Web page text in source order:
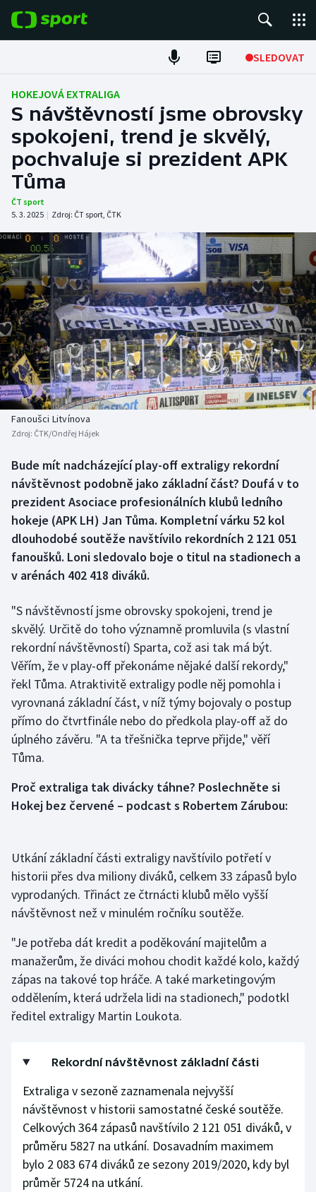
SLEDOVAT
Fotbal
Hokej
Tenis
Atletika
DALŠÍ SPORTY
Americký fotbal
Baseball a softbal
Basketbal
Biatlon
Boby a skeleton
Box
Curling
Dostihy
Florbal
Golf
Gymnastika
Házená
Jezdectví
Krasobruslení
Lyže a snowboard
Moderní pětiboj
Motorsport
Olympijské hry
Parasport
Ragby
Rychlobruslení
Rychlostní kanoistika
NEPŘEHLÉDNĚTE
Soutěže
Historické návraty
Aplikace ČT sport
AZ kvíz
HOKEJOVÁ EXTRALIGA
S návštěvností jsme obrovsky
spokojeni, trend je skvělý,
pochvaluje si prezident APK
Tůma
ČT sport
5. 3. 2025 | Zdroj: ČT sport, ČTK
Fanoušci Litvínova
Zdroj: ČTK/Ondřej Hájek
Bude mít nadcházející play-off extraligy rekordní
návštěvnost podobně jako základní část? Doufá v to
prezident Asociace profesionálních klubů ledního
hokeje (APK LH) Jan Tůma. Kompletní várku 52 kol
dlouhodobé soutěže navštívilo rekordních 2 121 051
fanoušků. Loni sledovalo boje o titul na stadionech a
v arénách 402 418 diváků.
"S návštěvností jsme obrovsky spokojeni, trend je
skvělý. Určitě do toho významně promluvila (s vlastní
rekordní návštěvností) Sparta, což asi tak má být.
Věřím, že v play-off překonáme nějaké další rekordy,"
řekl Tůma. Atraktivitě extraligy podle něj pomohla i
vyrovnaná základní část, v níž týmy bojovaly o postup
přímo do čtvrtfinále nebo do předkola play-off až do
úplného závěru. "A ta třešnička teprve přijde," věří
Tůma.
Proč extraliga tak divácky táhne? Poslechněte si
Hokej bez červené – podcast s Robertem Zárubou:
Utkání základní části extraligy navštívilo potřetí v
historii přes dva miliony diváků, celkem 33 zápasů bylo
vyprodaných. Třináct ze čtrnácti klubů mělo vyšší
návštěvnost než v minulém ročníku soutěže.
"Je potřeba dát kredit a poděkování majitelům a
manažerům, že diváci mohou chodit každé kolo, každý
zápas na takové top hráče. A také marketingovým
oddělením, která udržela lidi na stadionech," podotkl
ředitel extraligy Martin Loukota.
Rekordní návštěvnost základní části
Extraliga v sezoně zaznamenala nejvyšší
návštěvnost v historii samostatné české soutěže.
Celkových 364 zápasů navštívilo 2 121 051 diváků, v
průměru 5827 na utkání. Dosavadním maximem
bylo 2 083 674 diváků ze sezony 2019/2020, kdy byl
průměr 5724 na utkání.